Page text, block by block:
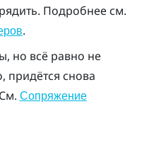
Подробнее см.
.
но всё равно не
придётся снова
Сопряжение